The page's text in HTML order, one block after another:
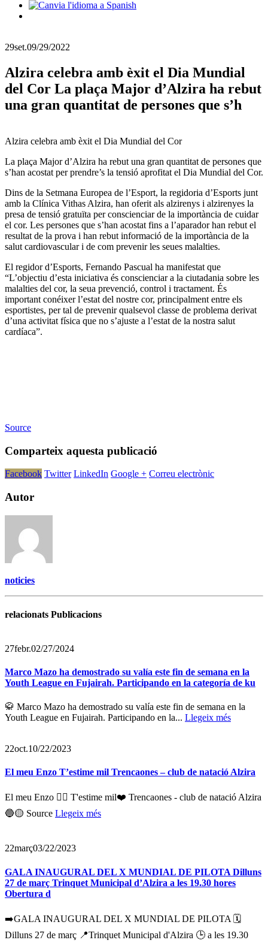
29set.09/29/2022
Alzira celebra amb èxit el Dia Mundial
del Cor La plaça Major d’Alzira ha rebut
una gran quantitat de persones que s’h
Alzira celebra amb èxit el Dia Mundial del Cor
La plaça Major d’Alzira ha rebut una gran quantitat de persones que
s’han acostat per prendre’s la tensió aprofitat el Dia Mundial del Cor.
Dins de la Setmana Europea de l’Esport, la regidoria d’Esports junt
amb la Clínica Vithas Alzira, han oferit als alzirenys i alzirenyes la
presa de tensió gratuïta per conscienciar de la importància de cuidar
el cor. Les persones que s’han acostat fins a l’aparador han rebut el
resultat de la prova i han rebut informació de la importància de la
salut cardiovascular i de com prevenir les seues malalties.
El regidor d’Esports, Fernando Pascual ha manifestat que
“L’objectiu d’esta iniciativa és conscienciar a la ciutadania sobre les
malalties del cor, la seua prevenció, control i tractament. És
important conéixer l’estat del nostre cor, principalment entre els
esportistes, per tal de prevenir qualsevol classe de problema derivat
d’una activitat física que no s’ajuste a l’estat de la nostra salut
cardíaca”.
Source
Comparteix aquesta publicació
Facebook Twitter LinkedIn Google + Correu electrònic
Autor
noticies
relacionats Publicacions
27febr.02/27/2024
Marco Mazo ha demostrado su valía este fin de semana en la
Youth League en Fujairah. Participando en la categoría de ku
🥋 Marco Mazo ha demostrado su valía este fin de semana en la
Youth League en Fujairah. Participando en la... Llegeix més
22oct.10/22/2023
El meu Enzo T’estime mil Trencaones – club de natació Alzira
El meu Enzo 🏊‍♂️ T'estime mil❤️ Trencaones - club de natació Alzira
🔵🟡 Source Llegeix més
22març03/22/2023
GALA INAUGURAL DEL X MUNDIAL DE PILOTA Dilluns
27 de març Trinquet Municipal d’Alzira a les 19.30 hores
Obertura d
➡️GALA INAUGURAL DEL X MUNDIAL DE PILOTA 🗓️
Dilluns 27 de març 📍Trinquet Municipal d'Alzira 🕒 a les 19.30